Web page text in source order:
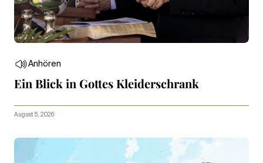
Anhören
Ein Blick in Gottes Kleiderschrank
August 5, 2026